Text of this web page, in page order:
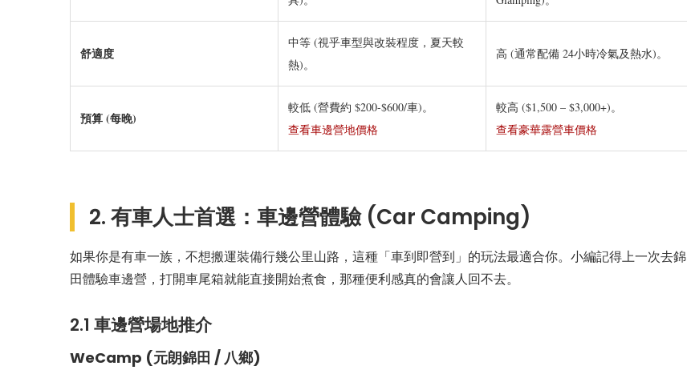
舒適度
中等 (視乎車型與改裝程度，夏天較
熱)。
高 (通常配備 24小時冷氣及熱水)。
預算 (每晚)
較低 (營費約 $200-$600/車)。
查看車邊營地價格
較高 ($1,500 – $3,000+)。
查看豪華露營車價格
2. 有車人士首選：車邊營體驗 (Car Camping)
如果你是有車一族，不想搬運裝備行幾公里山路，這種「車到即營到」的玩法最適合你。小編記得上一次去錦
田體驗車邊營，打開車尾箱就能直接開始煮食，那種便利感真的會讓人回不去。
2.1 車邊營場地推介
WeCamp (元朗錦田 / 八鄉)